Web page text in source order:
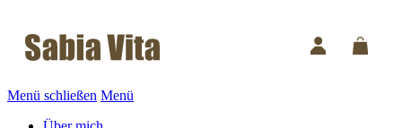
Menü schließen Menü